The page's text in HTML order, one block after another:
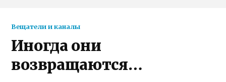
Вещатели и каналы
Иногда они
возвращаются…